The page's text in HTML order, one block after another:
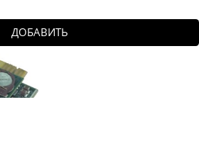
ДОБАВИТЬ